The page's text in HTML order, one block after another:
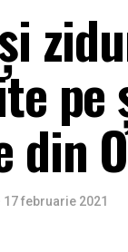
din
17 februarie 2021